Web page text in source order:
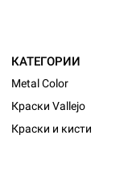
КАТЕГОРИИ
Metal Color
Краски Vallejo
Краски и кисти
Журнал
Братья